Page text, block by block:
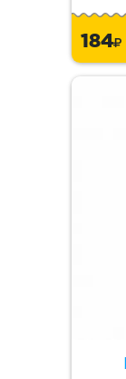
184